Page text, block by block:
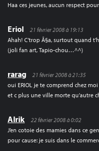
Haa ces jeunes, aucun respect
Eriol
21 février 2008 à 19:13
Ahah! C’trop Ã§a, surtout quand
(joli fan art, Tapio-chou…^^)
rarag
21 février 2008 à 21:35
oui ERIOL je te comprend chez
et c plus une ville morte qu’autre
Alrik
22 février 2008 à 0:02
J’en cotoie des mamies dans ce
pour cause: je suis dans le